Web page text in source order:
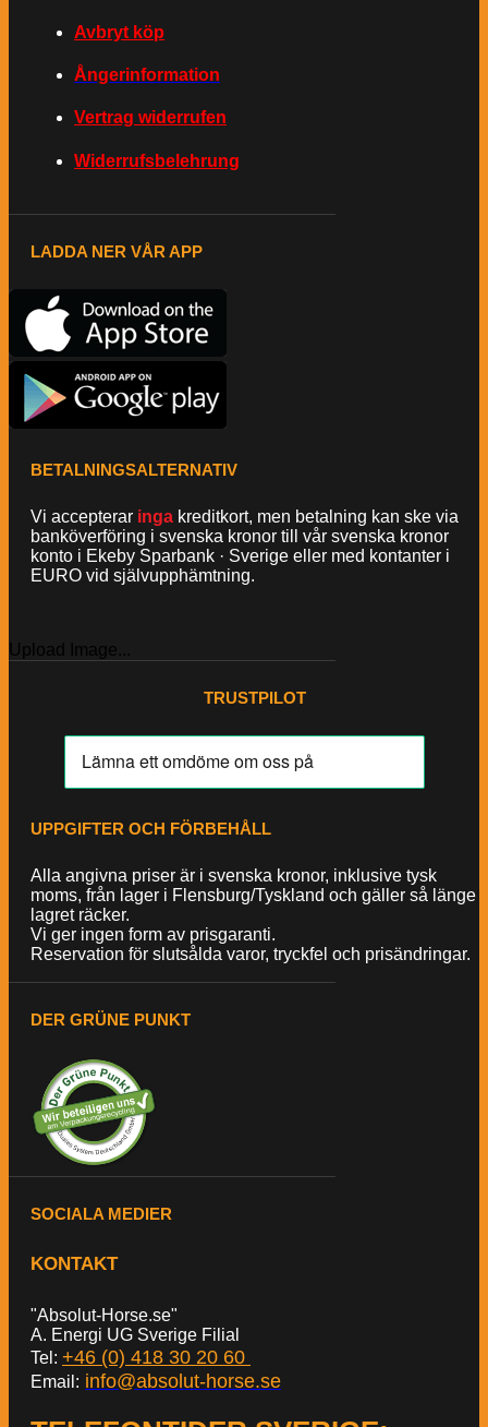
Avbryt köp
Ångerinformation
Vertrag widerrufen
Widerrufsbelehrung
LADDA NER VÅR APP
BETALNINGSALTERNATIV
Vi accepterar inga kreditkort, men betalning kan ske via
banköverföring i svenska kronor till vår svenska kronor
konto i Ekeby Sparbank · Sverige eller med kontanter i
EURO vid självupphämtning.
Upload Image...
TRUSTPILOT
UPPGIFTER OCH FÖRBEHÅLL
Alla angivna priser är i svenska kronor, inklusive tysk
moms, från lager i Flensburg/Tyskland och gäller så länge
lagret räcker.
Vi ger ingen form av prisgaranti.
Reservation för slutsålda varor, tryckfel och prisändringar.
DER GRÜNE PUNKT
SOCIALA MEDIER
KONTAKT
"Absolut-Horse.se"
A. Energi UG Sverige Filial
Tel: +46 (0) 418 30 20 60
Email: info@absolut-horse.se